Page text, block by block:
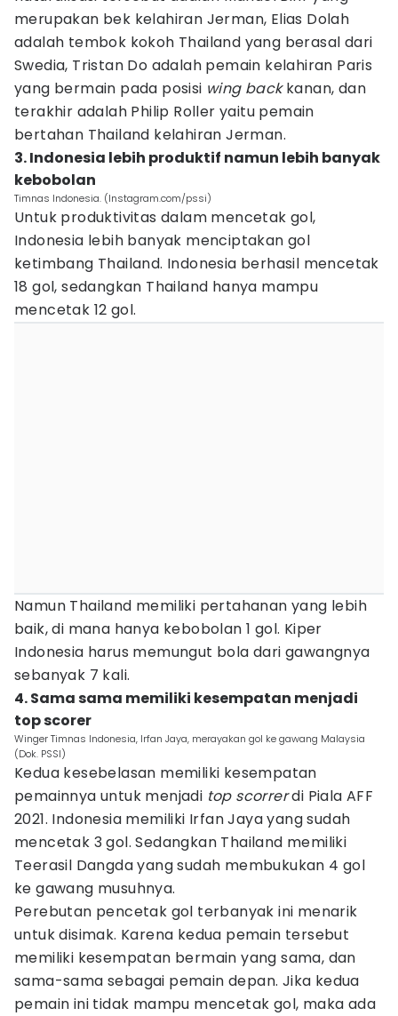
merupakan bek kelahiran Jerman, Elias Dolah
adalah tembok kokoh Thailand yang berasal dari
Swedia, Tristan Do adalah pemain kelahiran Paris
yang bermain pada posisi wing backkanan, dan
terakhir adalah Philip Roller yaitu pemain
bertahan Thailand kelahiran Jerman.
3. Indonesia lebih produktif namun lebih banyak
kebobolan
Timnas Indonesia. (Instagram.com/pssi)
Untuk produktivitas dalam mencetak gol,
Indonesia lebih banyak menciptakan gol
ketimbang Thailand. Indonesia berhasil mencetak
18 gol, sedangkan Thailand hanya mampu
mencetak 12 gol.
Namun Thailand memiliki pertahanan yang lebih
baik, di mana hanya kebobolan 1 gol. Kiper
Indonesia harus memungut bola dari gawangnya
sebanyak 7 kali.
4. Sama sama memiliki kesempatan menjadi
top scorer
Winger Timnas Indonesia, Irfan Jaya, merayakan gol ke gawang Malaysia
(Dok. PSSI)
Kedua kesebelasan memiliki kesempatan
pemainnya untuk menjadi top scorrerdi Piala AFF
2021. Indonesia memiliki Irfan Jaya yang sudah
mencetak 3 gol. Sedangkan Thailand memiliki
Teerasil Dangda yang sudah membukukan 4 gol
ke gawang musuhnya.
Perebutan pencetak gol terbanyak ini menarik
untuk disimak. Karena kedua pemain tersebut
memiliki kesempatan bermain yang sama, dan
sama-sama sebagai pemain depan. Jika kedua
pemain ini tidak mampu mencetak gol, maka ada